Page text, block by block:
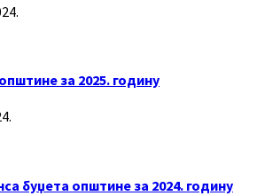
за 2025. годину
буџета општине за 2024. годину